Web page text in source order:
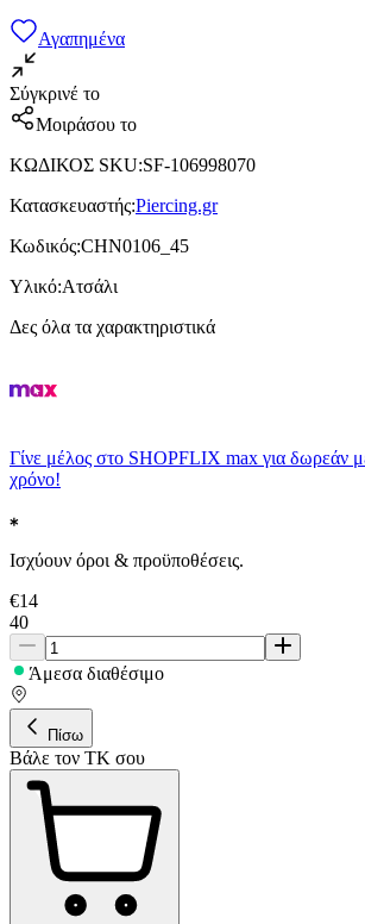
Αγαπημένα
Σύγκρινέ το
Μοιράσου το
ΚΩΔΙΚΟΣ SKU:SF-106998070
Κατασκευαστής:Piercing.gr
Κωδικός:CHN0106_45
Υλικό:Ατσάλι
Δες όλα τα χαρακτηριστικά
Γίνε μέλος στο SHOPFLIX max για δωρεάν
χρόνο!
Ισχύουν όροι & προϋποθέσεις.
€14
40
Άμεσα διαθέσιμο
Πίσω
Βάλε τον ΤΚ σου